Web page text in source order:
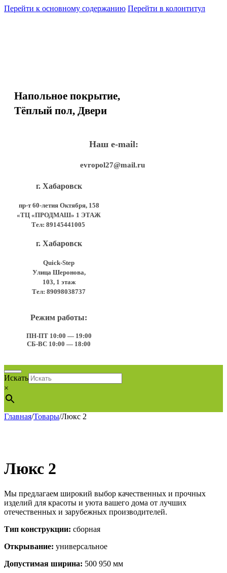
Перейти к основному содержанию Перейти в колонтитул
Напольное покрытие,
Тёплый пол, Двери
Наш e-mail:
evropol27@mail.ru
г. Хабаровск
пр-т 60-летия Октября, 158
«ТЦ «ПРОДМАШ» 1 ЭТАЖ
Тел: 89145441005
г. Хабаровск
Quick-Step
​Улица Шеронова,
103, ​1 этаж
Тел: 89098038737
Режим работы:
ПН-ПТ 10:00 — 19:00
СБ-ВС 10:00 — 18:00
Искать
×
Главная/Товары/Люкс 2
Люкс 2
Мы предлагаем широкий выбор качественных и прочных
изделий для красоты и уюта вашего дома от лучших
отечественных и зарубежных производителей.
Тип конструкции: сборная
Открывание: универсальное
Допустимая ширина: 500 950 мм